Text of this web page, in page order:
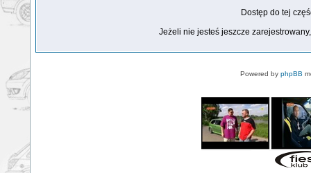
Dostęp do tej
Jeżeli nie jesteś jeszcze
Powered by phpBB